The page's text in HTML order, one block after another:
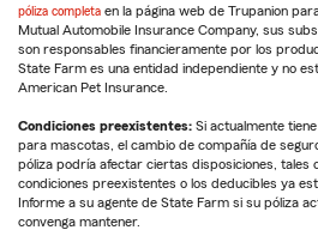
póliza completa en la página web de Trupanion
Mutual Automobile Insurance Company, sus
son responsables financieramente por los
State Farm es una entidad independiente y no
American Pet Insurance.
Condiciones preexistentes: Si actualmente
para mascotas, el cambio de compañía de
póliza podría afectar ciertas disposiciones, tales
condiciones preexistentes o los deducibles ya
Informe a su agente de State Farm si su póliza
convenga mantener.